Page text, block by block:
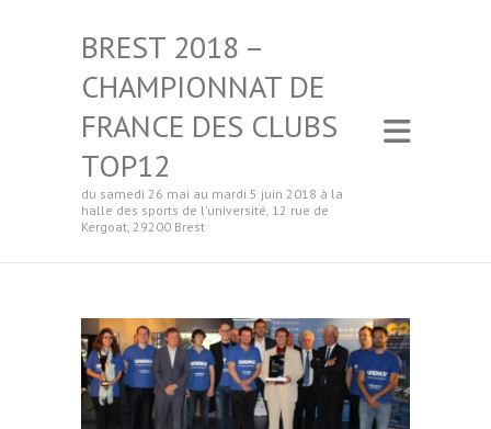
BREST 2018 –
CHAMPIONNAT DE
FRANCE DES CLUBS
TOP12
du samedi 26 mai au mardi 5 juin 2018 à la
halle des sports de l'université, 12 rue de
Kergoat, 29200 Brest